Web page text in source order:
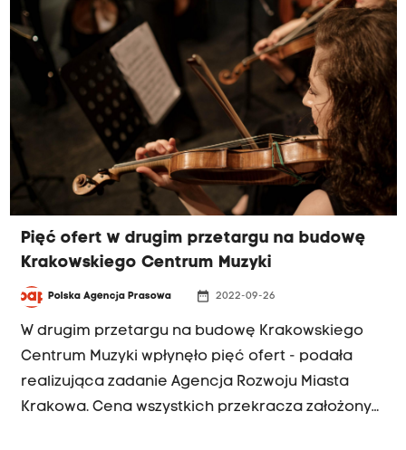
w tej chwili wygląda sytuacja. Urzędnicy
zapowiadają, że Centrum ma szansę powstać do
końca 2024 roku. Czy to możliwe?
Pięć ofert w drugim przetargu na budowę
Krakowskiego Centrum Muzyki
Polska Agencja Prasowa date_range 2022-09-26
W drugim przetargu na budowę Krakowskiego
Centrum Muzyki wpłynęło pięć ofert - podała
realizująca zadanie Agencja Rozwoju Miasta
Krakowa. Cena wszystkich przekracza założony